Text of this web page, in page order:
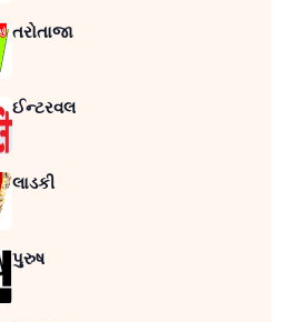
તરોતાજા
ઈન્ટરવલ
લાડકી
પુરુષ